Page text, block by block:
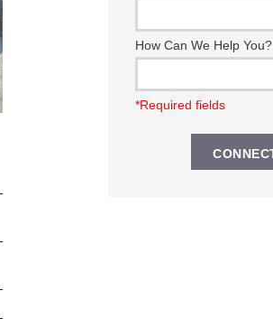
How Can We Help You?
*Required fields